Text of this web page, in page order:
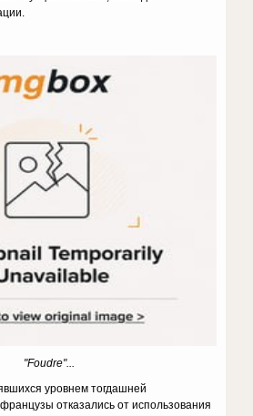
"Foudre"...
уровнем тогдашней
отказались от использования